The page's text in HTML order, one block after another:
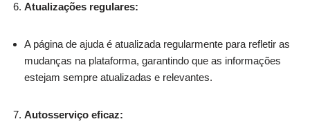
Atualizações regulares:
A página de ajuda é atualizada regularmente para refletir as
mudanças na plataforma, garantindo que as informações
estejam sempre atualizadas e relevantes.
Autosserviço eficaz: